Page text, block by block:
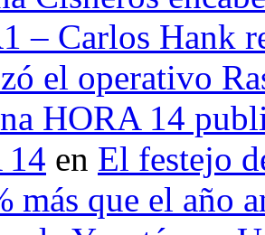
– Carlos Hank
el operativo
HORA 14
14 en El festejo
más que el año